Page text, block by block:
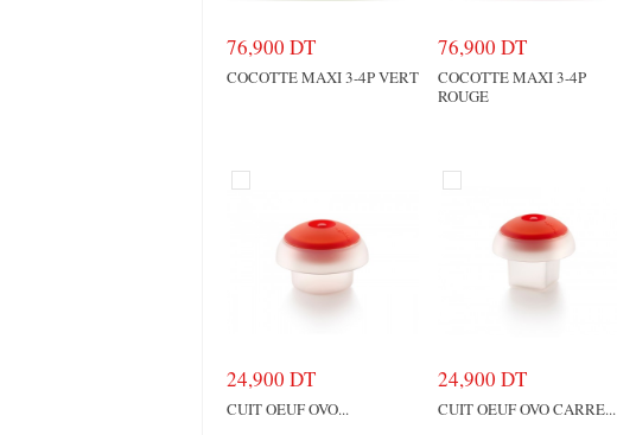
76,900 DT
COCOTTE MAXI 3-4P VERT
76,900 DT
COCOTTE MAXI 3-4P
ROUGE
24,900 DT
CUIT OEUF OVO...
24,900 DT
CUIT OEUF OVO CARRE...